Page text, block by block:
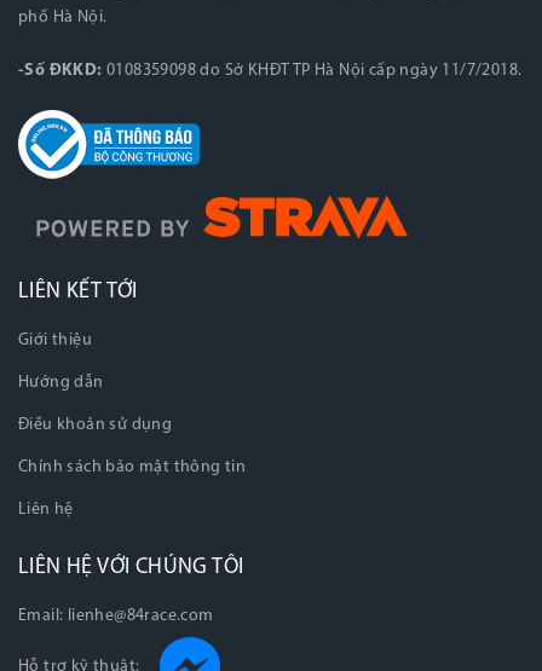
phố Hà Nội.
-Số ĐKKD: 0108359098 do Sở KHĐT TP Hà Nội cấp ngày 11/7/2018.
LIÊN KẾT TỚI
Giới thiệu
Hướng dẫn
Điều khoản sử dụng
Chính sách bảo mật thông tin
Liên hệ
LIÊN HỆ VỚI CHÚNG TÔI
Email: lienhe@84race.com